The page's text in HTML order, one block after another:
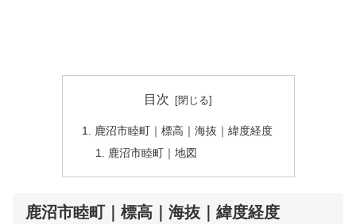
目次
鹿沼市睦町｜標高｜海抜｜緯度経度
鹿沼市睦町｜地図
鹿沼市睦町｜標高｜海抜｜緯度経度